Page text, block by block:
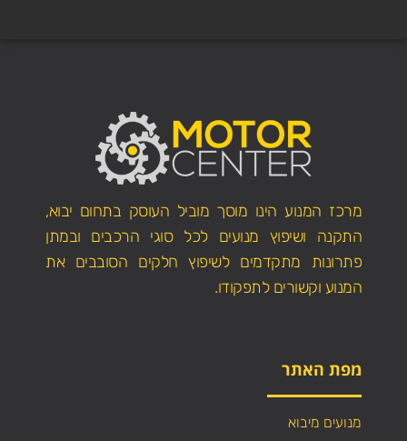
מרכז המנוע הינו מוסך מוביל העוסק בתחום יבוא,
התקנה ושיפוץ מנועים לכל סוגי הרכבים ובמתן
פתרונות מתקדמים לשיפוץ חלקים הסובבים את
המנוע וקשורים לתפקודו.
מפת האתר
מנועים מיבוא